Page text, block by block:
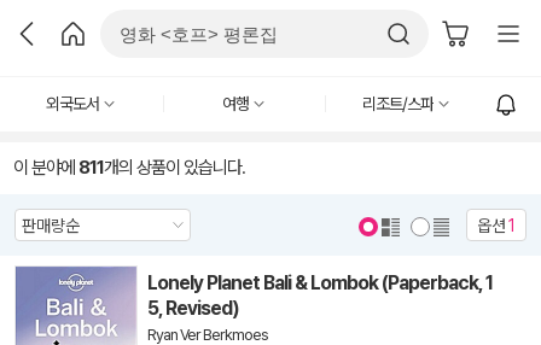
외국도서 여행 리조트/스파
이 분야에 811개의 상품이 있습니다.
옵션1
Lonely Planet Bali & Lombok (Paperback, 1
5, Revised)
Ryan Ver Berkmoes